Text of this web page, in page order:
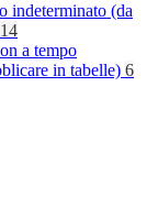
indeterminato (da
14
a tempo
in tabelle) 6